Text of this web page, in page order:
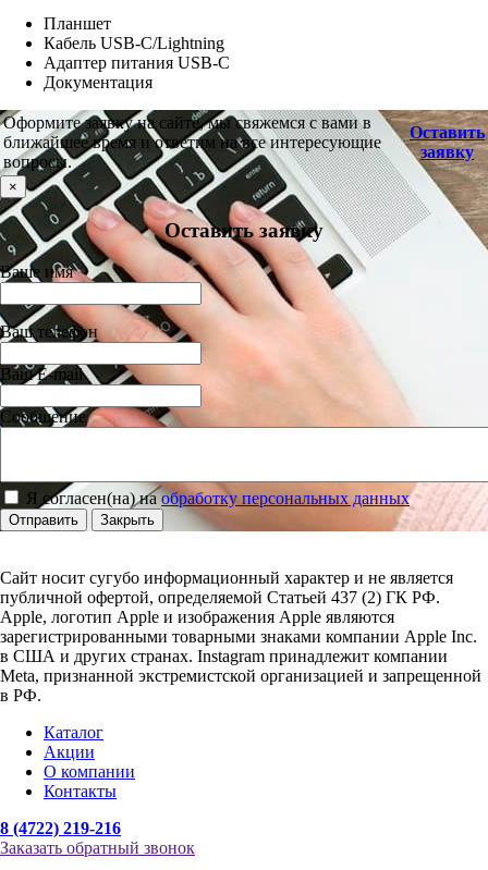
Планшет
Кабель USB‑C/Lightning
Адаптер питания USB‑C
Документация
Оформите заявку на сайте, мы свяжемся с вами в
ближайшее время и ответим на все интересующие
вопросы.
Оставить
заявку
×
Оставить заявку
Ваше имя
Ваш телефон
Ваш E-mail
Сообщение
Я согласен(на) наобработку персональных данных
Отправить Закрыть
Сайт носит сугубо информационный характер и не является
публичной офертой, определяемой Статьей 437 (2) ГК РФ.
Apple, логотип Apple и изображения Apple являются
зарегистрированными товарными знаками компании Apple Inc.
в США и других странах. Instagram принадлежит компании
Meta, признанной экстремистской организацией и запрещенной
в РФ.
Каталог
Акции
О компании
Контакты
8 (4722) 219-216
Заказать обратный звонок